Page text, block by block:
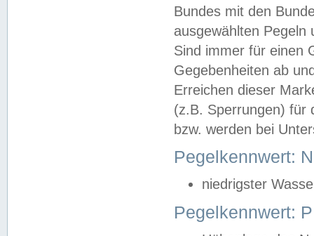
Bundes mit den
ausgewählten
Sind immer für einen
Gegebenheiten ab
Erreichen dieser
(z.B. Sperrungen) für
bzw. werden bei
Pegelkennwert:
niedrigster
Pegelkennwert: